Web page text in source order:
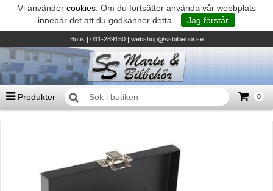
Vi använder cookies. Om du fortsätter använda vår webbplats
innebär det att du godkänner detta.
Jag förstår
Butik| 031-289150 | webshop@ssbilbehor.se
Produkter 0
TILL KASSAN
Micore • Båtar